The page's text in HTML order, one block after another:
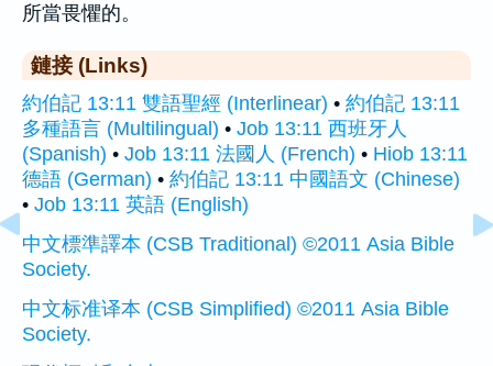
所當畏懼的。
鏈接 (Links)
約伯記 13:11 雙語聖經 (Interlinear) • 約伯記 13:11
多種語言 (Multilingual) • Job 13:11 西班牙人
(Spanish) • Job 13:11 法國人 (French) • Hiob 13:11
德語 (German) • 約伯記 13:11 中國語文 (Chinese)
• Job 13:11 英語 (English)
中文標準譯本 (CSB Traditional) ©2011 Asia Bible
Society.
中文标准译本 (CSB Simplified) ©2011 Asia Bible
Society.